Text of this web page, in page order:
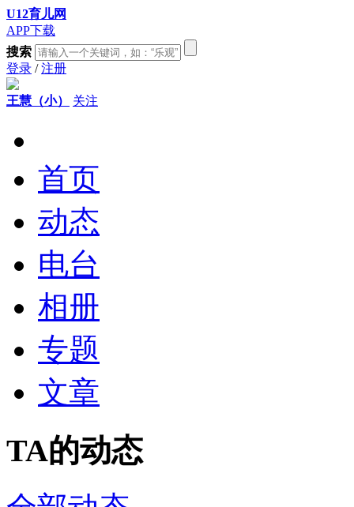
U12育儿网
APP下载
搜索
登录 /注册
王慧（小） 关注
首页
动态
电台
相册
专题
文章
TA的动态